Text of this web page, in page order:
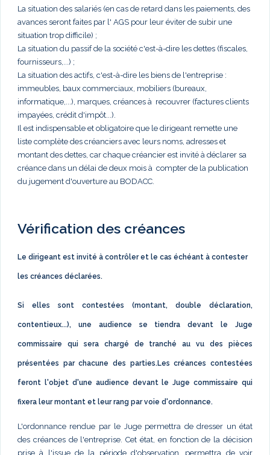
La situation des salariés (en cas de retard dans les paiements, des
avances seront faites par l' AGS pour leur éviter de subir une
situation trop difficile) ;
La situation du passif de la société c'est-à-dire les dettes (fiscales,
fournisseurs,...) ;
La situation des actifs, c'est-à-dire les biens de l'entreprise :
immeubles, baux commerciaux, mobiliers (bureaux,
informatique,...), marques, créances à recouvrer (factures clients
impayées, crédit d'impôt...).
Il est indispensable et obligatoire que le dirigeant remette une
liste complète des créanciers avec leurs noms, adresses et
montant des dettes, car chaque créancier est invité à déclarer sa
créance dans un délai de deux mois à compter de la publication
du jugement d'ouverture au BODACC.
Vérification des créances
Le dirigeant est invité à contrôler et le cas échéant à contester
les créances déclarées.
Si elles sont contestées (montant, double déclaration,
contentieux...), une audience se tiendra devant le Juge
commissaire qui sera chargé de tranché au vu des pièces
présentées par chacune des parties.Les créances contestées
feront l'objet d'une audience devant le Juge commissaire qui
fixera leur montant et leur rang par voie d'ordonnance.
L'ordonnance rendue par le Juge permettra de dresser un état
des créances de l'entreprise. Cet état, en fonction de la décision
prise à l'issue de la période d'observation, permettra de voir